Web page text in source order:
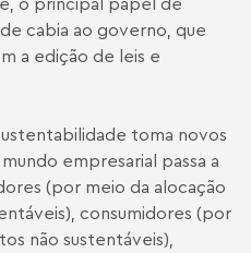
cabia ao governo, que
a edição de leis e
toma novos
empresarial passa a
(por meio da alocação
consumidores (por
não sustentáveis),